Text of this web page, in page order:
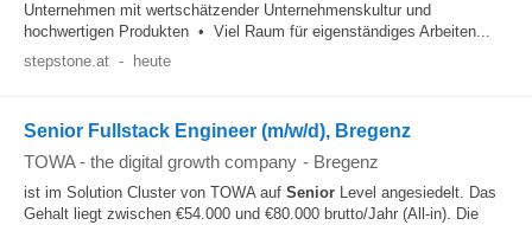
Unternehmen mit wertschätzender Unternehmenskultur und
hochwertigen Produkten • Viel Raum für eigenständiges Arbeiten...
stepstone.at - heute
Senior Fullstack Engineer (m/w/d), Bregenz
TOWA - the digital growth company - Bregenz
ist im Solution Cluster von TOWA auf Senior Level angesiedelt. Das
Gehalt liegt zwischen €54.000 und €80.000 brutto/Jahr (All-in). Die